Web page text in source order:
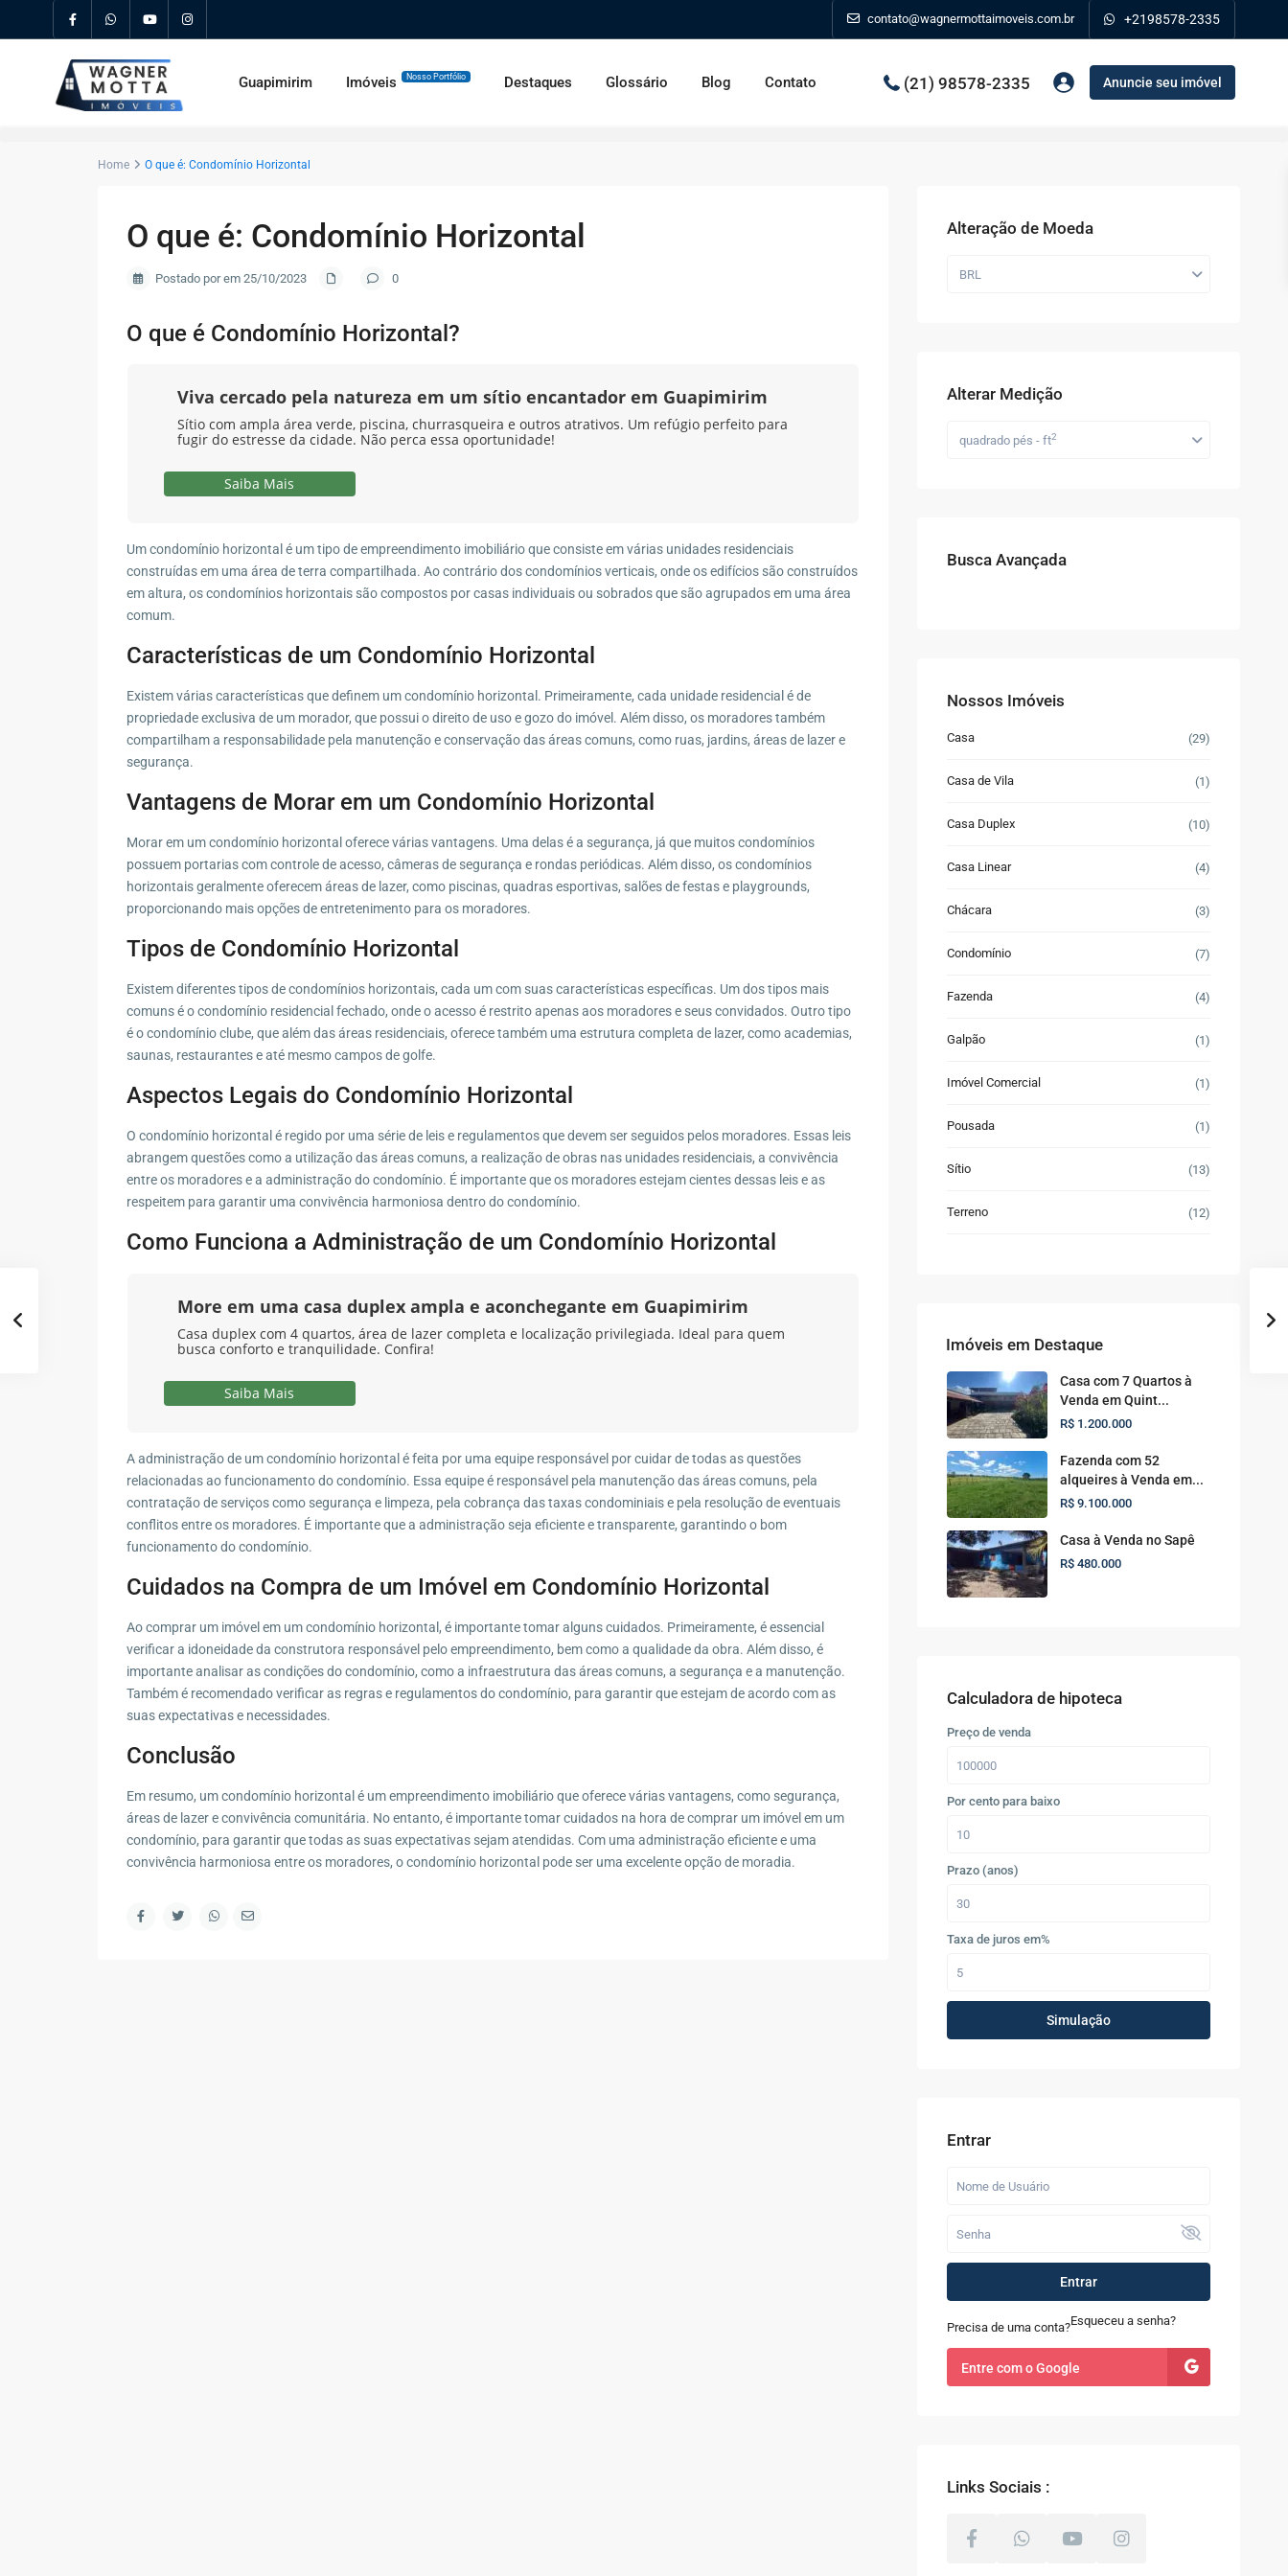
contato@wagnermottaimoveis.com.br +2198578-2335
Guapimirim Imóveis Nosso Portfólio Destaques Glossário Blog Contato (21) 98578-2335 Anuncie seu imóvel
Home O que é: Condomínio Horizontal
O que é: Condomínio Horizontal
Postado por em 25/10/2023 0
O que é Condomínio Horizontal?
Viva cercado pela natureza em um sítio encantador em Guapimirim
Sítio com ampla área verde, piscina, churrasqueira e outros atrativos. Um refúgio perfeito para
fugir do estresse da cidade. Não perca essa oportunidade!
Saiba Mais
Um condomínio horizontal é um tipo de empreendimento imobiliário que consiste em várias unidades residenciais
construídas em uma área de terra compartilhada. Ao contrário dos condomínios verticais, onde os edifícios são construídos
em altura, os condomínios horizontais são compostos por casas individuais ou sobrados que são agrupados em uma área
comum.
Características de um Condomínio Horizontal
Existem várias características que definem um condomínio horizontal. Primeiramente, cada unidade residencial é de
propriedade exclusiva de um morador, que possui o direito de uso e gozo do imóvel. Além disso, os moradores também
compartilham a responsabilidade pela manutenção e conservação das áreas comuns, como ruas, jardins, áreas de lazer e
segurança.
Vantagens de Morar em um Condomínio Horizontal
Morar em um condomínio horizontal oferece várias vantagens. Uma delas é a segurança, já que muitos condomínios
possuem portarias com controle de acesso, câmeras de segurança e rondas periódicas. Além disso, os condomínios
horizontais geralmente oferecem áreas de lazer, como piscinas, quadras esportivas, salões de festas e playgrounds,
proporcionando mais opções de entretenimento para os moradores.
Tipos de Condomínio Horizontal
Existem diferentes tipos de condomínios horizontais, cada um com suas características específicas. Um dos tipos mais
comuns é o condomínio residencial fechado, onde o acesso é restrito apenas aos moradores e seus convidados. Outro tipo
é o condomínio clube, que além das áreas residenciais, oferece também uma estrutura completa de lazer, como academias,
saunas, restaurantes e até mesmo campos de golfe.
Aspectos Legais do Condomínio Horizontal
O condomínio horizontal é regido por uma série de leis e regulamentos que devem ser seguidos pelos moradores. Essas leis
abrangem questões como a utilização das áreas comuns, a realização de obras nas unidades residenciais, a convivência
entre os moradores e a administração do condomínio. É importante que os moradores estejam cientes dessas leis e as
respeitem para garantir uma convivência harmoniosa dentro do condomínio.
Como Funciona a Administração de um Condomínio Horizontal
More em uma casa duplex ampla e aconchegante em Guapimirim
Casa duplex com 4 quartos, área de lazer completa e localização privilegiada. Ideal para quem
busca conforto e tranquilidade. Confira!
Saiba Mais
A administração de um condomínio horizontal é feita por uma equipe responsável por cuidar de todas as questões
relacionadas ao funcionamento do condomínio. Essa equipe é responsável pela manutenção das áreas comuns, pela
contratação de serviços como segurança e limpeza, pela cobrança das taxas condominiais e pela resolução de eventuais
conflitos entre os moradores. É importante que a administração seja eficiente e transparente, garantindo o bom
funcionamento do condomínio.
Cuidados na Compra de um Imóvel em Condomínio Horizontal
Ao comprar um imóvel em um condomínio horizontal, é importante tomar alguns cuidados. Primeiramente, é essencial
verificar a idoneidade da construtora responsável pelo empreendimento, bem como a qualidade da obra. Além disso, é
importante analisar as condições do condomínio, como a infraestrutura das áreas comuns, a segurança e a manutenção.
Também é recomendado verificar as regras e regulamentos do condomínio, para garantir que estejam de acordo com as
suas expectativas e necessidades.
Conclusão
Em resumo, um condomínio horizontal é um empreendimento imobiliário que oferece várias vantagens, como segurança,
áreas de lazer e convivência comunitária. No entanto, é importante tomar cuidados na hora de comprar um imóvel em um
condomínio, para garantir que todas as suas expectativas sejam atendidas. Com uma administração eficiente e uma
convivência harmoniosa entre os moradores, o condomínio horizontal pode ser uma excelente opção de moradia.
Alteração de Moeda
BRL
Alterar Medição
quadrado pés - ft2
Busca Avançada
Nossos Imóveis
Casa (29)
Casa de Vila (1)
Casa Duplex (10)
Casa Linear (4)
Chácara (3)
Condomínio (7)
Fazenda (4)
Galpão (1)
Imóvel Comercial (1)
Pousada (1)
Sítio (13)
Terreno (12)
Imóveis em Destaque
Casa com 7 Quartos à
Venda em Quint...
R$ 1.200.000
Fazenda com 52
alqueires à Venda em...
R$ 9.100.000
Casa à Venda no Sapê
R$ 480.000
Calculadora de hipoteca
Preço de venda
Por cento para baixo
Prazo (anos)
Taxa de juros em%
Simulação
Entrar
Entrar
Precisa de uma conta?Esqueceu a senha?
Entre com o Google
Links Sociais :
Casa com 7 Quartos à
Fazenda com 52
Casa à Venda no
Sapê